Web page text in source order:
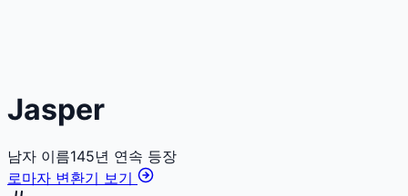
Jasper
남자 이름145년 연속 등장
로마자 변환기 보기